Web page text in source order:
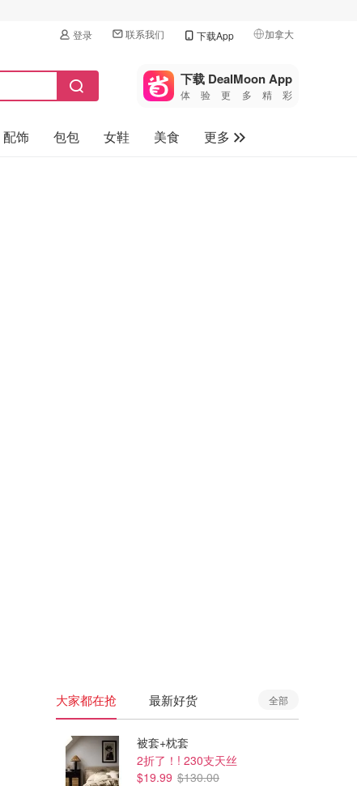
登录 联系我们 下载App 加拿大
🇺🇸
美国
🇨🇳中国
🇨🇦加拿大
下载 DealMoon App
体验更多精彩
配饰 包包 女鞋 美食
更多
大家都在抢 最新好货 全部
被套+枕套
2折了！! 230支天丝
$19.99 $130.00